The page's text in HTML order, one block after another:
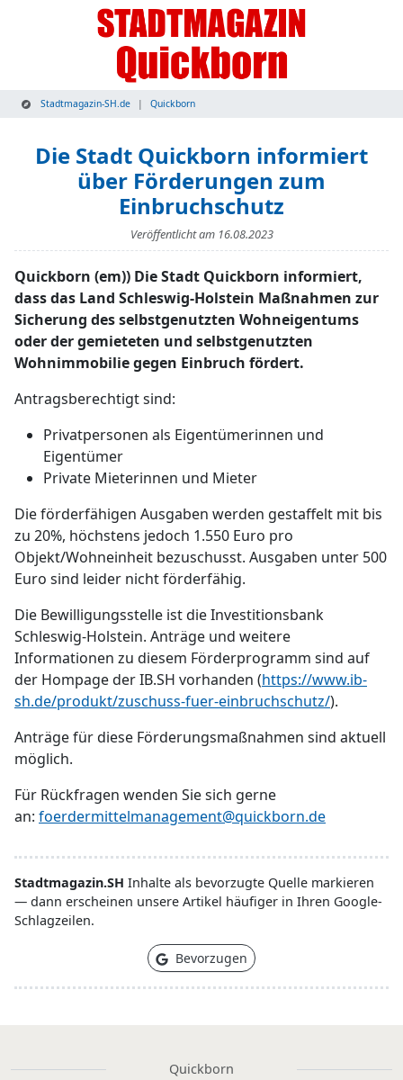
Stadtmagazin-SH.de Quickborn
Die Stadt Quickborn informiert
über Förderungen zum
Einbruchschutz
Veröffentlicht am 16.08.2023
Quickborn (em)) Die Stadt Quickborn informiert,
dass das Land Schleswig-Holstein Maßnahmen zur
Sicherung des selbstgenutzten Wohneigentums
oder der gemieteten und selbstgenutzten
Wohnimmobilie gegen Einbruch fördert.
Antragsberechtigt sind:
Privatpersonen als Eigentümerinnen und
Eigentümer
Private Mieterinnen und Mieter
Die förderfähigen Ausgaben werden gestaffelt mit bis
zu 20%, höchstens jedoch 1.550 Euro pro
Objekt/Wohneinheit bezuschusst. Ausgaben unter 500
Euro sind leider nicht förderfähig.
Die Bewilligungsstelle ist die Investitionsbank
Schleswig-Holstein. Anträge und weitere
Informationen zu diesem Förderprogramm sind auf
der Hompage der IB.SH vorhanden (https://www.ib-
sh.de/produkt/zuschuss-fuer-einbruchschutz/).
Anträge für diese Förderungsmaßnahmen sind aktuell
möglich.
Für Rückfragen wenden Sie sich gerne
an: foerdermittelmanagement@quickborn.de
Stadtmagazin.SH Inhalte als bevorzugte Quelle markieren
— dann erscheinen unsere Artikel häufiger in Ihren Google-
Schlagzeilen.
Bevorzugen
Quickborn